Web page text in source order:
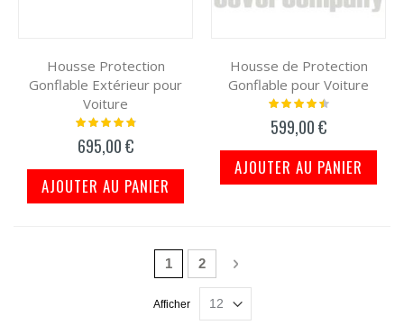
Housse Protection
Gonflable Extérieur pour
Voiture
Notation:
695,00 €
AJOUTER AU PANIER
Housse de Protection
Gonflable pour Voiture
Notation:
599,00 €
AJOUTER AU PANIER
Vous lisez actuellement la page
1 Page
2 Page
Suivant
Afficher